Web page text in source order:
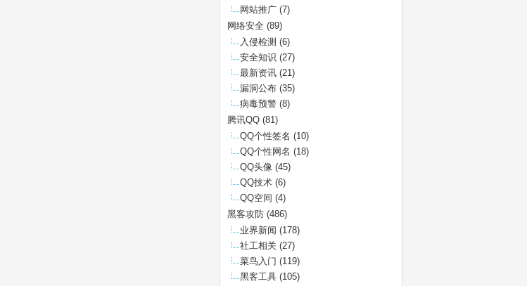
网站推广 (7)
网络安全 (89)
入侵检测 (6)
安全知识 (27)
最新资讯 (21)
漏洞公布 (35)
病毒预警 (8)
腾讯QQ (81)
QQ个性签名 (10)
QQ个性网名 (18)
QQ头像 (45)
QQ技术 (6)
QQ空间 (4)
黑客攻防 (486)
业界新闻 (178)
社工相关 (27)
菜鸟入门 (119)
黑客工具 (105)